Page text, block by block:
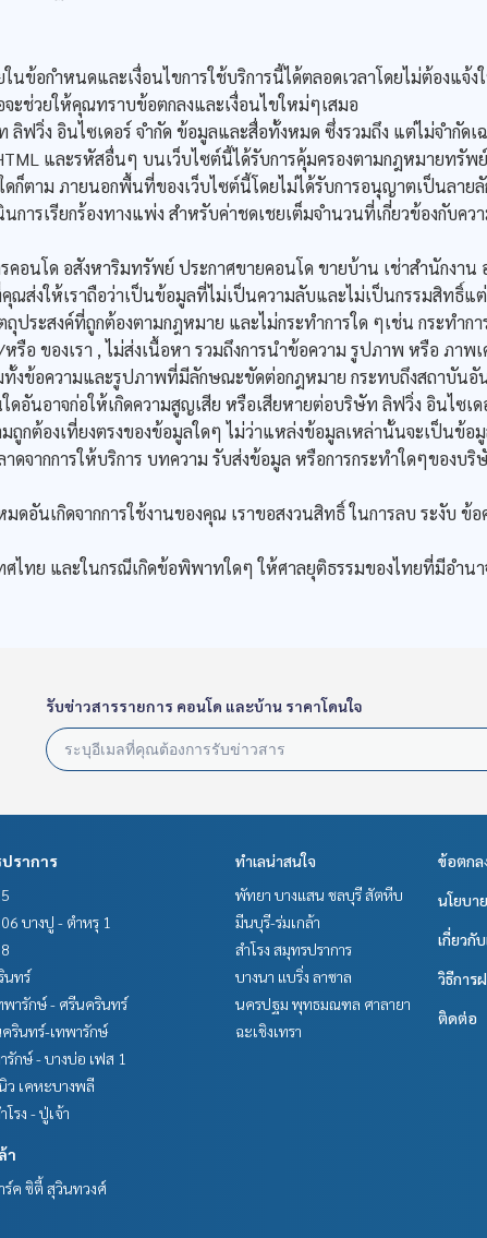
อกำหนดและเงื่อนไขการใช้บริการนี้ได้ตลอดเวลาโดยไม่ต้องแจ้
จะช่วยให้คุณทราบข้อตกลงและเงื่อนไขใหม่ๆเสมอ
อินไซเดอร์ จำกัด ข้อมูลและสื่อทั้งหมด ซึ่งรวมถึง แต่ไม่จำกัดเ
และรหัสอื่นๆ บนเว็บไซต์นี้ได้รับการคุ้มครองตามกฎหมายทรั
ตาม ภายนอกพื้นที่ของเว็บไซต์นี้โดยไม่ได้รับการอนุญาตเป็นลาย
ารเรียกร้องทางแพ่ง สำหรับค่าชดเชยเต็มจำนวนที่เกี่ยวข้องกับคว
อนโด อสังหาริมทรัพย์ ประกาศขายคอนโด ขายบ้าน เช่าสำนักงา
ส่งให้เราถือว่าเป็นข้อมูลที่ไม่เป็นความลับและไม่เป็นกรรมสิทธิ์แ
ระสงค์ที่ถูกต้องตามกฎหมาย และไม่กระทำการใด ๆเช่น กระทำกา
องเรา , ไม่ส่งเนื้อหา รวมถึงการนำข้อความ รูปภาพ หรือ ภาพเ
งข้อความและรูปภาพที่มีลักษณะขัดต่อกฎหมาย กระทบถึงสถาบันอั
อันอาจก่อให้เกิดความสูญเสีย หรือเสียหายต่อบริษัท ลิฟวิ่ง อินไซเ
กต้องเที่ยงตรงของข้อมูลใดๆ ไม่ว่าแหล่งข้อมูลเหล่านั้นจะเป็นข้อ
ดจากการให้บริการ บทความ รับส่งข้อมูล หรือการกระทำใดๆของบ
นเกิดจากการใช้งานของคุณ เราขอสงวนสิทธิ์ ในการลบ ระงับ ข้
ไทย และในกรณีเกิดข้อพิพาทใดๆ ให้ศาลยุติธรรมของไทยที่มีอำ
รับข่าวสารรายการ คอนโด และบ้าน ราคาโดนใจ
ราการ
บางปู - ตำหรุ 1
นทร์
ารักษ์ - ศรีนครินทร์
รินทร์-เทพารักษ์
รักษ์ - บางบ่อ เฟส 1
ว เคหะบางพลี
รง - ปู่เจ้า
า
ร์ค ซิตี้ สุวินทวงศ์
ทำเลน่าสนใจ
พัทยา บางแสน ชลบุรี สัตหีบ
มีนบุรี-ร่มเกล้า
สำโรง สมุทรปราการ
บางนา แบริ่ง ลาซาล
นครปฐม พุทธมณฑล ศาลายา
ฉะเชิงเทรา
ข้อตกล
นโยบา
เกี่ยวกับ
วิธีการ
ติดต่อ